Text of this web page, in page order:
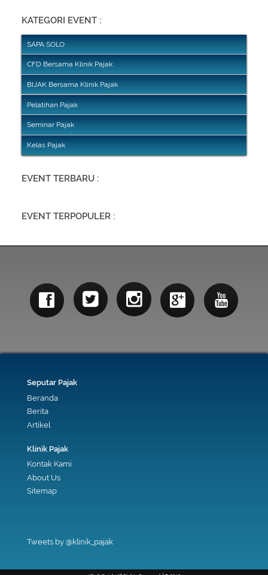
KATEGORI EVENT :
SAPA SOLO
CFD Bersama Klinik Pajak
BIJAK Bersama Klinik Pajak
Pelatihan Pajak
Seminar Pajak
Kelas Pajak
EVENT TERBARU :
EVENT TERPOPULER :
Seputar Pajak
Beranda
Berita
Artikel
Klinik Pajak
Kontak Kami
About Us
Sitemap
Tweets by @klinik_pajak